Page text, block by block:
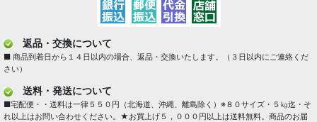
返品・交換について
■ 商品到着日から１４日以内の場合、返品・交換いたします。（３日以内にご連絡くだ
さい）
送料・発送について
■宅配便・・送料は一律５５０円（北海道、沖縄、離島除く）※８０サイズ・５㎏迄・そ
れ以上はお問い合わせください。★お買上げ５，０００円以上は送料無料。商品のお届